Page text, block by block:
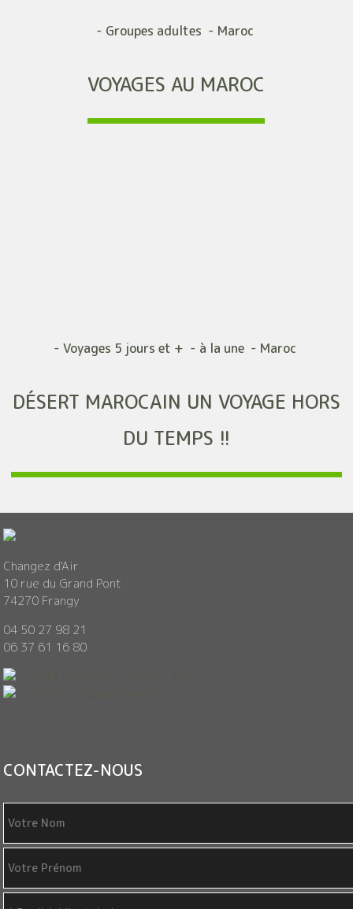
- Groupes adultes - Maroc
VOYAGES AU MAROC
- Voyages 5 jours et + - à la une - Maroc
DÉSERT MAROCAIN UN VOYAGE HORS
DU TEMPS !!
Changez d'Air
10 rue du Grand Pont
74270 Frangy
04 50 27 98 21
06 37 61 16 80
CONTACTEZ-NOUS